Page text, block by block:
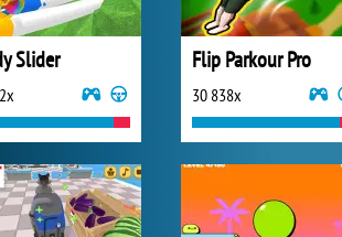
Slider Flip Parkour Pro
30 838x